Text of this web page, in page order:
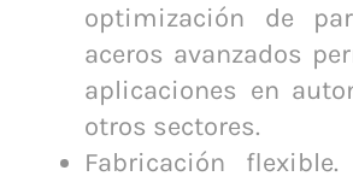
optimización de
aceros avanzados
aplicaciones en
otros sectores.
Fabricación